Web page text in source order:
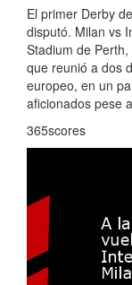
El primer Derby
disputó. Milan vs
Stadium de
que reunió a dos
europeo, en un
aficionados pese
365scores